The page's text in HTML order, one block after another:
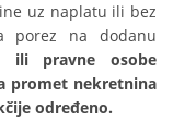
uz naplatu ili bez
porez na dodanu
ili pravne osobe
promet nekretnina
određeno.